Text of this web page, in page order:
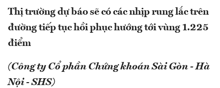
Thị trường dự báo sẽ có các nhịp rung lắc trên
đường tiếp tục hồi phục hướng tới vùng 1.225
điểm
(Công ty Cổ phần Chứng khoán Sài Gòn - Hà
Nội - SHS)